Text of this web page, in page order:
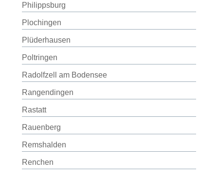
Philippsburg
Plochingen
Plüderhausen
Poltringen
Radolfzell am Bodensee
Rangendingen
Rastatt
Rauenberg
Remshalden
Renchen